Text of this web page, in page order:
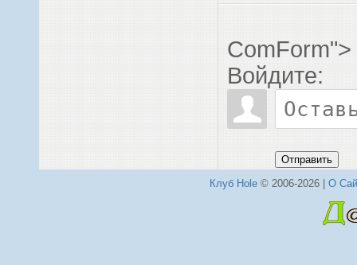
ComForm">
Войдите:
Отправить
Клуб Hole© 2006-2026 | О